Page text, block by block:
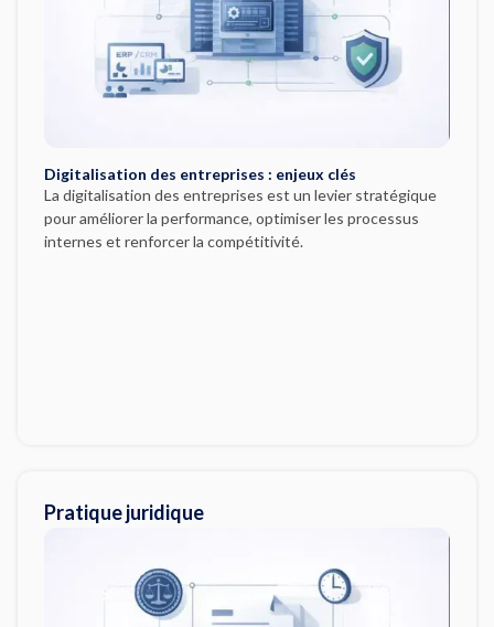
Digitalisation des entreprises : enjeux clés
La digitalisation des entreprises est un levier stratégique
pour améliorer la performance, optimiser les processus
internes et renforcer la compétitivité.
Pratique juridique